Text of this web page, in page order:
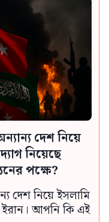
দেশ নিয়ে
নিয়েছে
পক্ষে?
দেশ নিয়ে ইসলামি
ইরান। আপনি কি এই